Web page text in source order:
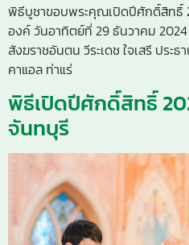
พิธีบูชาขอบพระคุณเปิดปีศักดิ์สิทธิ์
องค์ วันอาทิตย์ที่ 29 ธันวาคม 2024
สังฆราชอันตน วีระเดช ใจเสรี ประ
คาแอล ท่าแร่
พิธีเปิดปีศักดิ์สิทธิ์
จันทบุรี